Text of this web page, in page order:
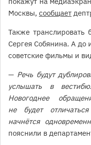
Москвы, сообщает
Также транслировать
Сергея Собянина. А до
советские фильмы и
— Речь будут
услышать в
Новогоднее
не будет
начнётся
пояснили в